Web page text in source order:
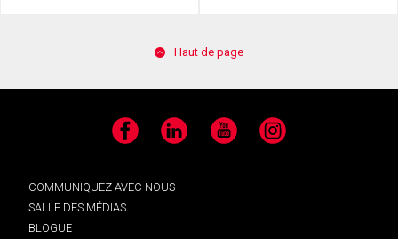
Haut de page
Facebook LinkedIn YouTube Instagram
COMMUNIQUEZ AVEC NOUS
SALLE DES MÉDIAS
BLOGUE